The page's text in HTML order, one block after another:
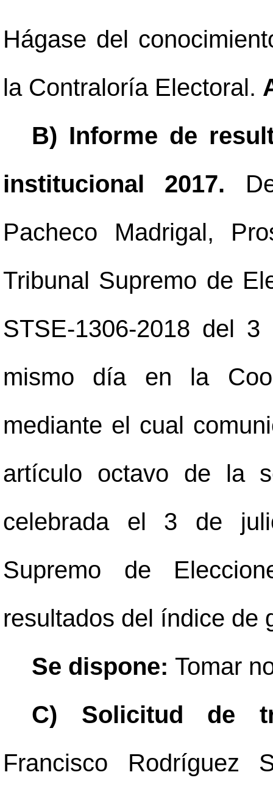
Hágase del
la Contraloría Electoral.
B) Informe de
institucional 2017.
Pacheco Madrigal,
Tribunal Supremo de
STSE-1306-2018 del
mismo día en la
mediante el cual
artículo octavo de la
celebrada el 3 de
Supremo de
resultados del índice de
Se dispone: Tomar
C) Solicitud de
Francisco Rodríguez